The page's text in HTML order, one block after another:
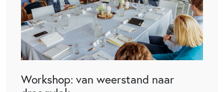
Workshop: van weerstand naar